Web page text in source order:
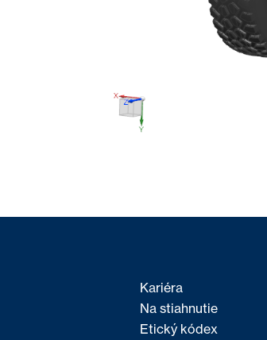
Kariéra
Na stiahnutie
Etický kódex